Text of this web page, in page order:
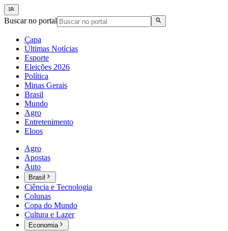
Buscar no portal
Capa
Últimas Notícias
Esporte
Eleições 2026
Política
Minas Gerais
Brasil
Mundo
Agro
Entretenimento
Eloos
Agro
Apostas
Auto
Brasil
Ciência e Tecnologia
Colunas
Copa do Mundo
Cultura e Lazer
Economia